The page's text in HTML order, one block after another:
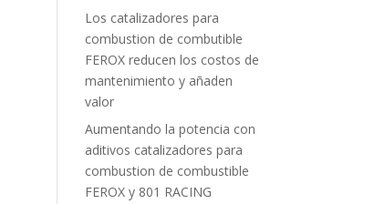
Los catalizadores para
combustion de combutible
FEROX reducen los costos de
mantenimiento y añaden
valor
Aumentando la potencia con
aditivos catalizadores para
combustion de combustible
FEROX y 801 RACING